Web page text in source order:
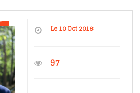
Le 10 Oct 2016
97